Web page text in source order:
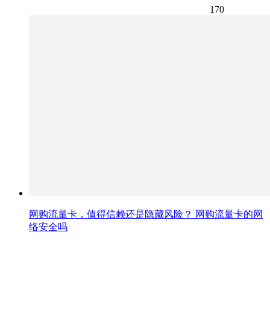
170
网购流量卡，值得信赖还是隐藏风险？ 网购流量卡的网
络安全吗